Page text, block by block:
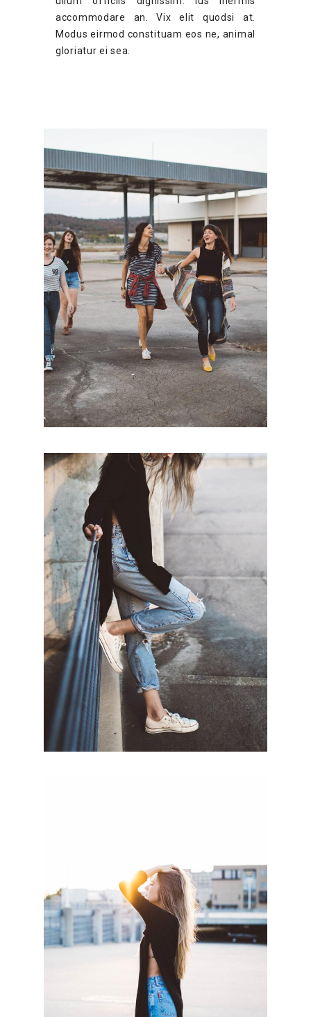
accommodare an. Vix elit quodsi at.
Modus eirmod constituam eos ne, animal
gloriatur ei sea.